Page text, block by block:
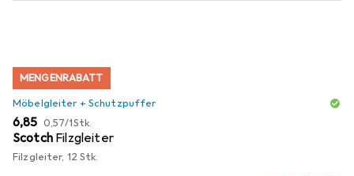
MENGENRABATT
Möbelgleiter + Schutzpuffer
EUR
6,85 EUR
0,57/1Stk.
Scotch Filzgleiter
Filzgleiter, 12 Stk.